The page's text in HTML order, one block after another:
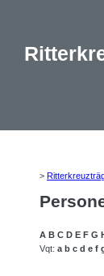
>
A B C D E F G
Vqt: a b c d e f